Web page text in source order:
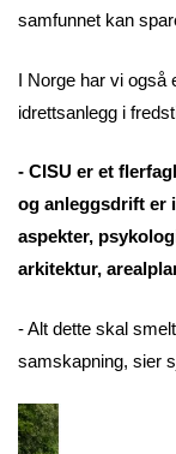
samfunnet kan
I Norge har vi også
idrettsanlegg i
- CISU er et
og anleggsdrift er
aspekter,
arkitektur,
- Alt dette skal
samskapning, sier